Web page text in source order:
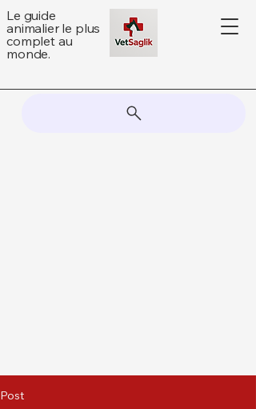
Le guide
animalier le plus
complet au
monde.
Post